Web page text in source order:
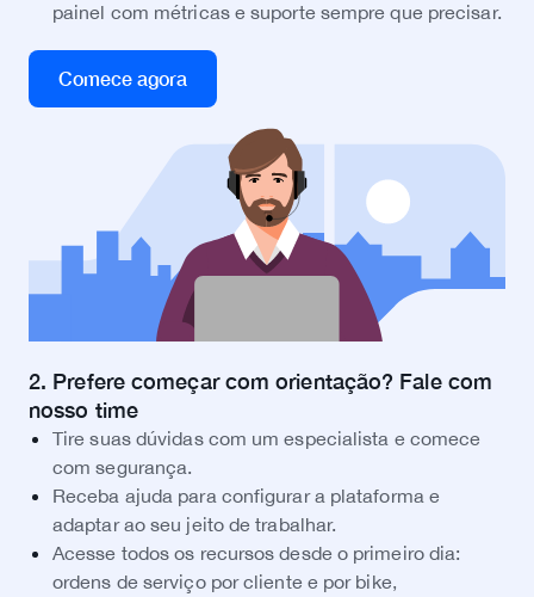
painel com métricas e suporte sempre que precisar.
Comece agora
2. Prefere começar com orientação? Fale com
nosso time
Tire suas dúvidas com um especialista e comece
com segurança.
Receba ajuda para configurar a plataforma e
adaptar ao seu jeito de trabalhar.
Acesse todos os recursos desde o primeiro dia:
ordens de serviço por cliente e por bike,